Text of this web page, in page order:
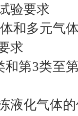
验要求
和多元气
求
第3类至
化气体